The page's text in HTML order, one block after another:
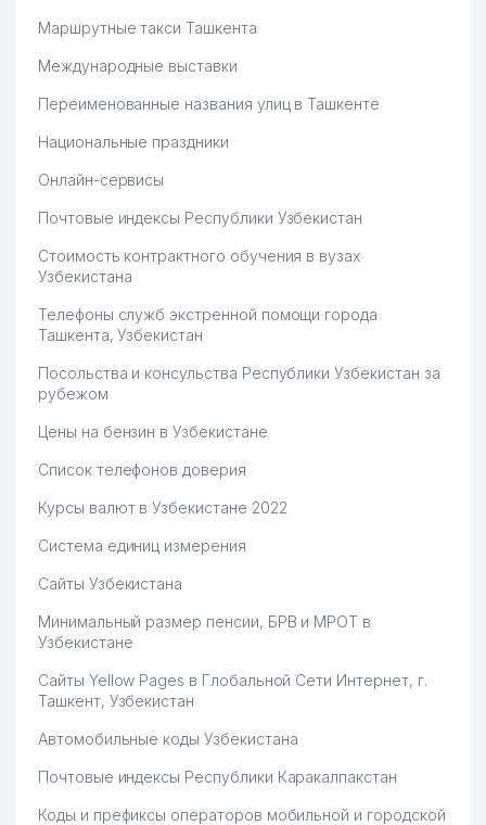
Маршрутные такси Ташкента
Международные выставки
Переименованные названия улиц в Ташкенте
Национальные праздники
Онлайн-сервисы
Почтовые индексы Республики Узбекистан
Стоимость контрактного обучения в вузах
Узбекистана
Телефоны служб экстренной помощи города
Ташкента, Узбекистан
Посольства и консульства Республики Узбекистан за
рубежом
Цены на бензин в Узбекистане
Список телефонов доверия
Курсы валют в Узбекистане 2022
Система единиц измерения
Сайты Узбекистана
Минимальный размер пенсии, БРВ и МРОТ в
Узбекистане
Сайты Yellow Pages в Глобальной Сети Интернет, г.
Ташкент, Узбекистан
Автомобильные коды Узбекистана
Почтовые индексы Республики Каракалпакстан
Коды и префиксы операторов мобильной и городской